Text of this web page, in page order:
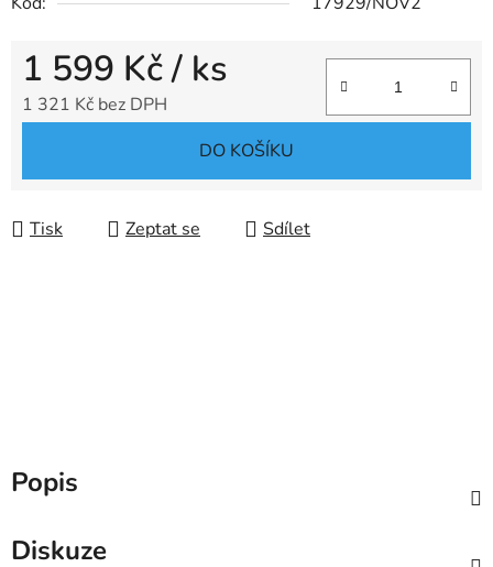
1 599 Kč/ ks
1 321 Kč bez DPH
DO KOŠÍKU
Tisk Zeptat se Sdílet
Popis
Diskuze